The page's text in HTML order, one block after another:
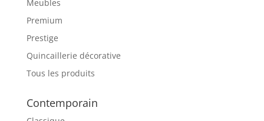
Meubles
Premium
Prestige
Quincaillerie décorative
Tous les produits
Contemporain